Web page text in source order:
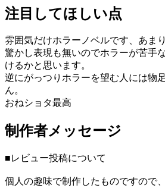
注目してほしい点
雰囲気だけホラーノベルです、あま
驚かし表現も無いのでホラーが苦手
けるかと思います。
逆にがっつりホラーを望む人には物
ん。
おねショタ最高
制作者メッセージ
■レビュー投稿について
個人の趣味で制作したものですので